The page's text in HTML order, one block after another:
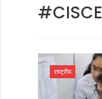
राष्ट्रीय